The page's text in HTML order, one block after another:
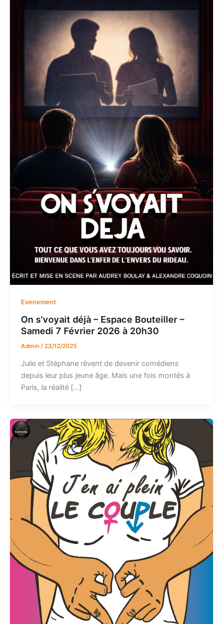
Evenement
On s’voyait déjà – Espace Bouteiller –
Samedi 7 Février 2026 à 20h30
Admin /23/12/2025
Julie et Stéphane rêvent de devenir comédiens
depuis leur plus jeune âge. Mais une fois montés à
Paris, la réalité […]